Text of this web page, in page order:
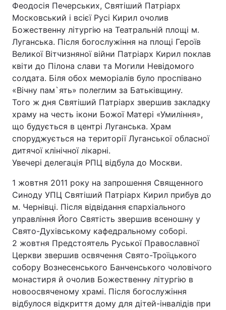
Феодосія Печерських, Святіший Патріарх
Московський і всієї Русі Кирил очолив
Божественну літургію на Театральній площі м.
Луганська. Після богослужіння на площі Героїв
Великої Вітчизняної війни Патріарх Кирил поклав
квіти до Пілона слави та Могили Невідомого
солдата. Біля обох меморіалів було проспівано
«Вічну пам`ять» полеглим за Батьківщину.
Того ж дня Святіший Патріарх звершив закладку
храму на честь ікони Божої Матері «Умиління»,
що будується в центрі Луганська. Храм
споруджується на території Луганської обласної
дитячої клінічної лікарні.
Увечері делегація РПЦ відбула до Москви.
1 жовтня 2011 року на запрошення Священного
Синоду УПЦ Святіший Патріарх Кирил прибув до
м. Чернівці. Після відвідання єпархіального
управління Його Святість звершив всеношну у
Свято-Духівському кафедральному соборі.
2 жовтня Предстоятель Руської Православної
Церкви звершив освячення Свято-Троїцького
собору Вознесенського Банченського чоловічого
монастиря й очолив Божественну літургію в
новоосвяченому храмі. Після богослужіння
відбулося відкриття дому для дітей-інвалідів при